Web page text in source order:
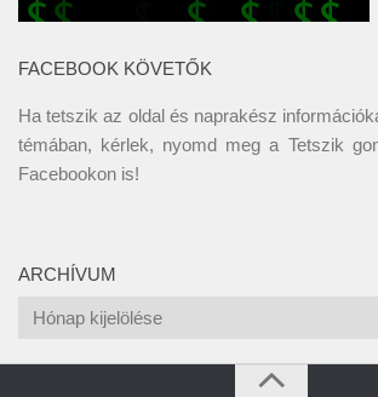
FACEBOOK KÖVETŐK
Ha tetszik az oldal és naprakész
témában, kérlek, nyomd meg a Tetszik
Facebookon is!
ARCHÍVUM
Archívum